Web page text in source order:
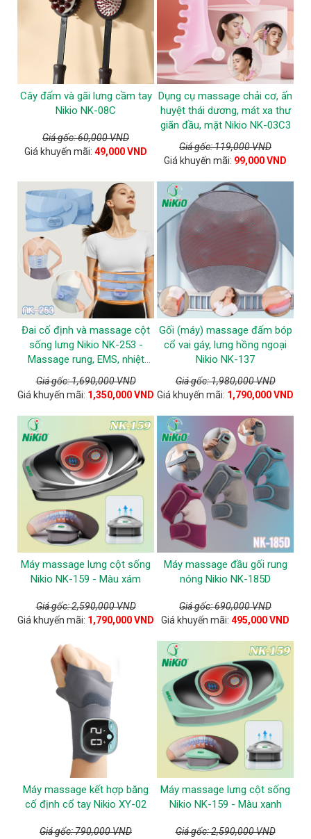
Cây đấm và gãi lưng cầm tay
Nikio NK-08C
Giá gốc: 60,000 VND
Giá khuyến mãi: 49,000 VND
Dụng cụ massage chải cơ, ấn
huyệt thái dương, mát xa thư
giãn đầu, mặt Nikio NK-03C3
Giá gốc: 119,000 VND
Giá khuyến mãi: 99,000 VND
Đai cố định và massage cột
sống lưng Nikio NK-253 -
Massage rung, EMS, nhiệt
nóng
Giá gốc: 1,690,000 VND
Giá khuyến mãi: 1,350,000 VND
Gối (máy) massage đấm bóp
cổ vai gáy, lưng hồng ngoại
Nikio NK-137
Giá gốc: 1,980,000 VND
Giá khuyến mãi: 1,790,000 VND
Máy massage lưng cột sống
Nikio NK-159 - Màu xám
Giá gốc: 2,590,000 VND
Giá khuyến mãi: 1,790,000 VND
Máy massage đầu gối rung
nóng Nikio NK-185D
Giá gốc: 690,000 VND
Giá khuyến mãi: 495,000 VND
Máy massage kết hợp băng
cố định cổ tay Nikio XY-02
Giá gốc: 790,000 VND
Máy massage lưng cột sống
Nikio NK-159 - Màu xanh
Giá gốc: 2,590,000 VND